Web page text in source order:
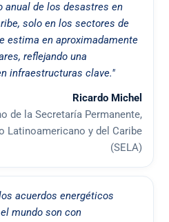
anual de los desastres en
solo en los sectores de
estima en aproximadamente
reflejando una
infraestructuras clave."
Ricardo Michel
de la Secretaría Permanente,
Latinoamericano y del Caribe
(SELA)
acuerdos energéticos
mundo son con